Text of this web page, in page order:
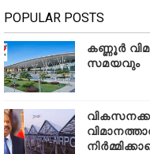
POPULAR POSTS
കണ്ണൂർ
സമയവും